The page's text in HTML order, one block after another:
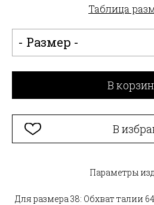
Таблица
- Размер -
В
В
Параметры
Для размера 38: Обхват талии